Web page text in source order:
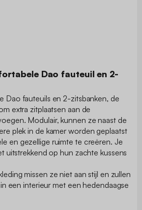
Dao fauteuil en 2-
Dao fauteuils en 2-zitsbanken, de
extra zitplaatsen aan de
Modulair, kunnen ze naast de
plek in de kamer worden geplaatst
en gezellige ruimte te creëren. Je
uitstrekkend op hun zachte kussens
missen ze niet aan stijl en zullen
een interieur met een hedendaagse